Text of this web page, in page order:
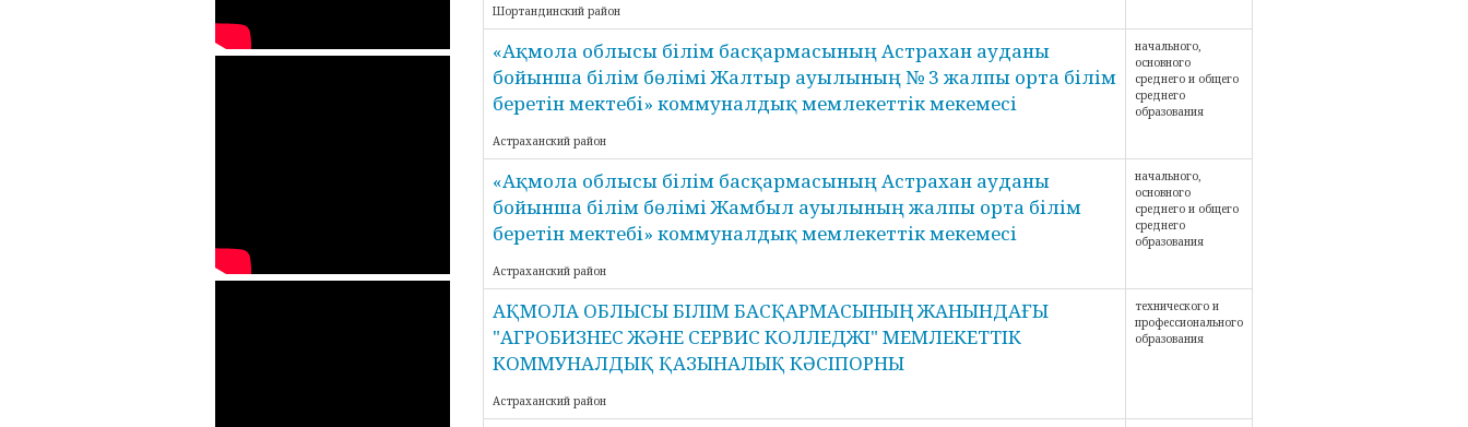
Шортандинский район
«Ақмола облысы білім басқармасының Астрахан ауданы
бойынша білім бөлімі Жалтыр ауылының № 3 жалпы орта білім
беретін мектебі» коммуналдық мемлекеттік мекемесі
Астраханский район
начального,
основного
среднего и общего
среднего
образования
«Ақмола облысы білім басқармасының Астрахан ауданы
бойынша білім бөлімі Жамбыл ауылының жалпы орта білім
беретін мектебі» коммуналдық мемлекеттік мекемесі
Астраханский район
начального,
основного
среднего и общего
среднего
образования
АҚМОЛА ОБЛЫСЫ БІЛІМ БАСҚАРМАСЫНЫҢ ЖАНЫНДАҒЫ
"АГРОБИЗНЕС ЖӘНЕ СЕРВИС КОЛЛЕДЖІ" МЕМЛЕКЕТТІК
КОММУНАЛДЫҚ ҚАЗЫНАЛЫҚ КӘСІПОРНЫ
Астраханский район
технического и
профессионального
образования